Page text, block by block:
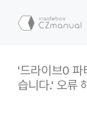
'드라이브0
습니다.' 오류